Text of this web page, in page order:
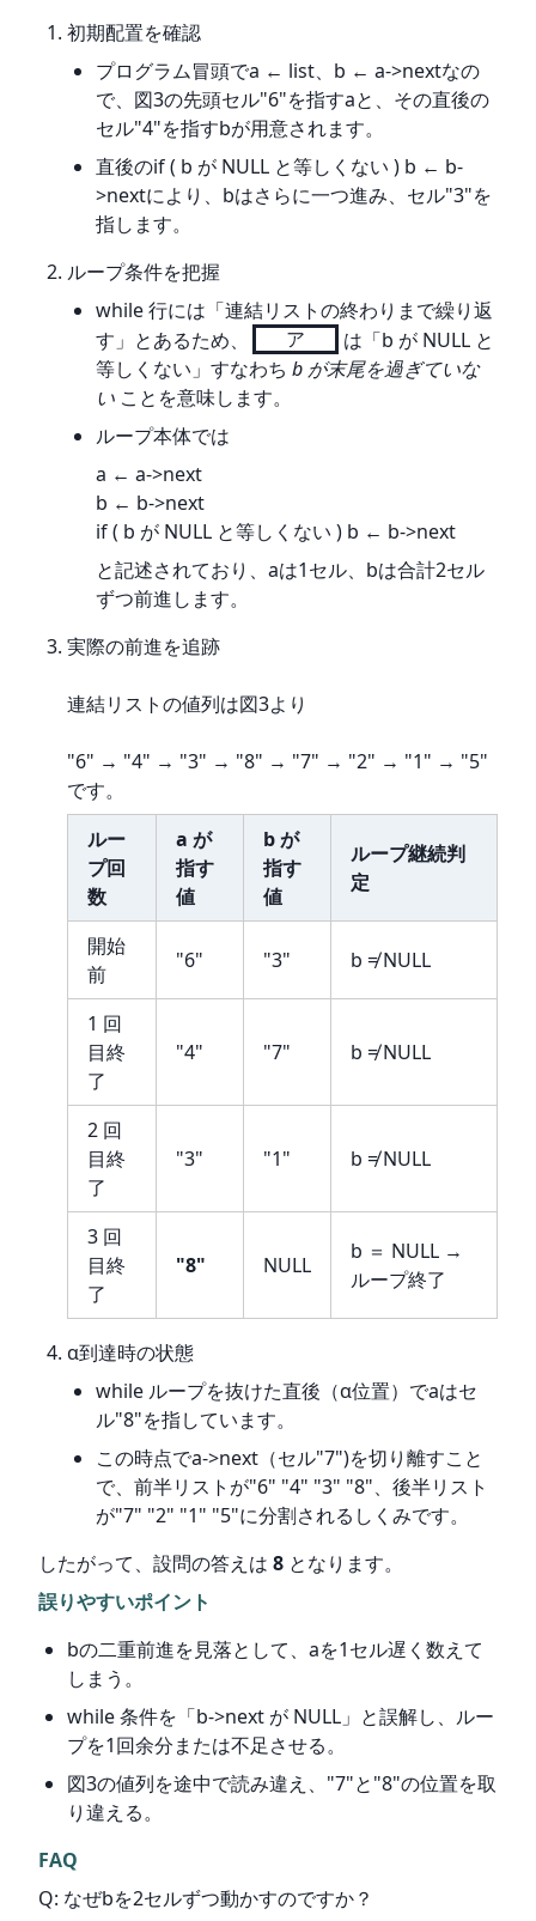
初期配置を確認
プログラム冒頭でa ← list、b ← a->nextなの
で、図3の先頭セル"6"を指すaと、その直後の
セル"4"を指すbが用意されます。
直後のif ( b が NULL と等しくない ) b ← b-
>nextにより、bはさらに一つ進み、セル"3"を
指します。
ループ条件を把握
while 行には「連結リストの終わりまで繰り返
す」とあるため、
ア
は「b が NULL と
等しくない」すなわち b が末尾を過ぎていな
い ことを意味します。
ループ本体では
a ← a->next
b ← b->next
if ( b が NULL と等しくない ) b ← b->next
と記述されており、aは1セル、bは合計2セル
ずつ前進します。
実際の前進を追跡
連結リストの値列は図3より
"6" → "4" → "3" → "8" → "7" → "2" → "1" → "5"
です。
ルー
プ回
数
a が
指す
値
b が
指す
値
ループ継続判
定
開始
前
"6" "3" b ≠ NULL
1 回
目終
了
"4" "7" b ≠ NULL
2 回
目終
了
"3" "1" b ≠ NULL
3 回
目終
了
"8" NULL
b ＝ NULL →
ループ終了
α到達時の状態
while ループを抜けた直後（α位置）でaはセ
ル"8"を指しています。
この時点でa->next（セル"7")を切り離すこと
で、前半リストが"6" "4" "3" "8"、後半リスト
が"7" "2" "1" "5"に分割されるしくみです。
したがって、設問の答えは 8 となります。
誤りやすいポイント
bの二重前進を見落として、aを1セル遅く数えて
しまう。
while 条件を「b->next が NULL」と誤解し、ルー
プを1回余分または不足させる。
図3の値列を途中で読み違え、"7"と"8"の位置を取
り違える。
FAQ
Q: なぜbを2セルずつ動かすのですか？